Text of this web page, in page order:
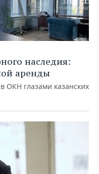
наследия:
аренды
ОКН глазами казанских